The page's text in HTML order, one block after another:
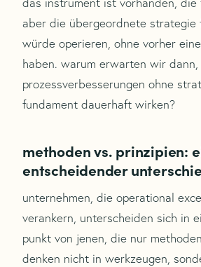
aber die übergeordnete strategie
würde operieren, ohne vorher
haben. warum erwarten wir dann,
prozessverbesserungen ohne
fundament dauerhaft wirken?
methoden vs. prinzipien:
entscheidender
unternehmen, die operational
verankern, unterscheiden sich in
punkt von jenen, die nur
denken nicht in werkzeugen,